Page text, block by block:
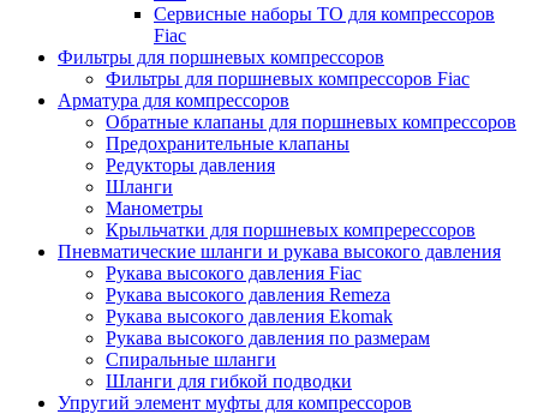
Сервисные наборы ТО для компрессоров
Fiac
Фильтры для поршневых компрессоров
Фильтры для поршневых компрессоров Fiac
Арматура для компрессоров
Обратные клапаны для поршневых компрессоров
Предохранительные клапаны
Редукторы давления
Шланги
Манометры
Крыльчатки для поршневых компререссоров
Пневматические шланги и рукава высокого давления
Рукава высокого давления Fiac
Рукава высокого давления Remeza
Рукава высокого давления Ekomak
Рукава высокого давления по размерам
Спиральные шланги
Шланги для гибкой подводки
Упругий элемент муфты для компрессоров